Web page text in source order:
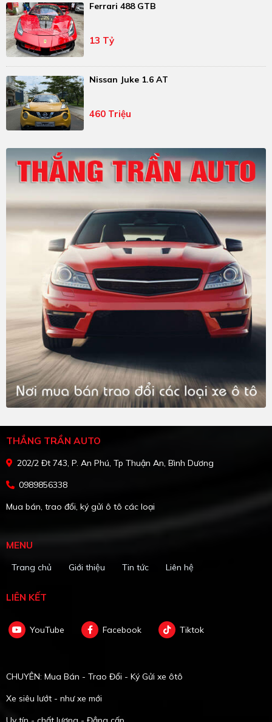
Ferrari 488 GTB
13 Tỷ
Nissan Juke 1.6 AT
460 Triệu
THẮNG TRẦN AUTO
202/2 Đt 743, P. An Phú, Tp Thuận An, Bình Dương
0989856338
Mua bán, trao đổi, ký gửi ô tô các loại
MENU
Trang chủ Giới thiệu Tin tức Liên hệ
LIÊN KẾT
YouTube Facebook Tiktok
CHUYÊN: Mua Bán - Trao Đổi - Ký Gửi xe ôtô
Xe siêu lướt - như xe mới